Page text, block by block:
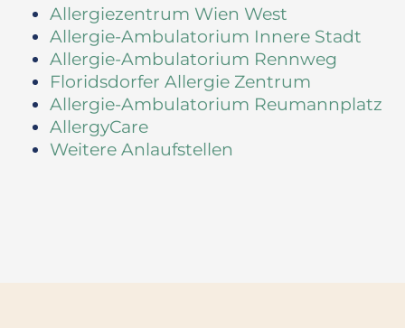
Allergiezentrum Wien West
Allergie-Ambulatorium Innere Stadt
Allergie-Ambulatorium Rennweg
Floridsdorfer Allergie Zentrum
Allergie-Ambulatorium Reumannplatz
AllergyCare
Weitere Anlaufstellen